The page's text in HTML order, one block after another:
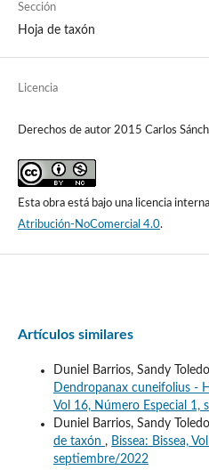
Sección
Hoja de taxón
Licencia
Derechos de autor 2015 Carlos
Esta obra está bajo una licencia
Atribución-NoComercial 4.0.
Artículos similares
Duniel Barrios, Sandy
Dendropanax cuneifolius -
Vol 16, Número Especial 1,
Duniel Barrios, Sandy
de taxón , Bissea: Bissea,
septiembre/2022